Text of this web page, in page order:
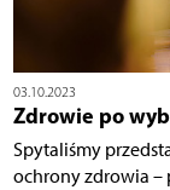
03.10.2023
Zdrowie po
Spytaliśmy
ochrony zdrowia –